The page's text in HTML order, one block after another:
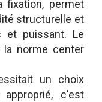
permet
structurelle et
et puissant. Le
norme center
un choix
c'est